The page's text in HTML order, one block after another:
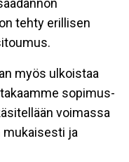
tehty erillisen
myös ulkoistaa
sopimus-
voimassa
mukaisesti ja